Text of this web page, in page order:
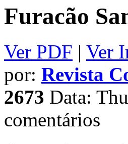
Furacão
Ver PDF | Ver
por: Revista
2673 Data:
comentários